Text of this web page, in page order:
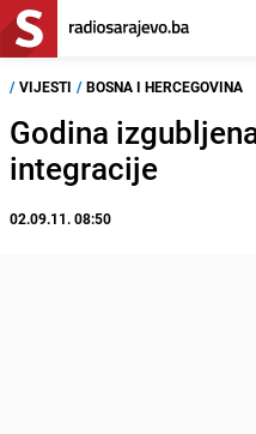
/ VIJESTI / BOSNA I HERCEGOVINA
Godina
integracije
02.09.11. 08:50